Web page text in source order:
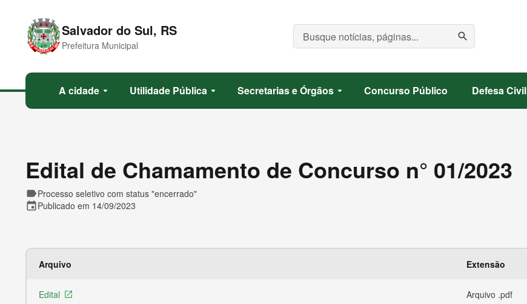
Salvador do Sul, RS
Prefeitura Municipal
search
A cidade arrow_drop_down Utilidade Pública arrow_drop_down Secretarias e Órgãos arrow_drop_down Concurso Público Defesa Civil
Edital de Chamamento de Concurso n° 01/2023
labelProcesso seletivo com status "encerrado"
eventPublicado em 14/09/2023
Arquivo Extensão
Edital launch Arquivo .pdf